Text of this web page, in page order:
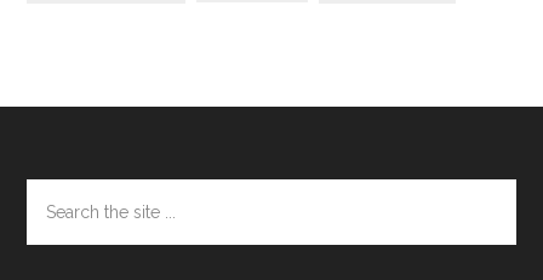
Footer
the
site